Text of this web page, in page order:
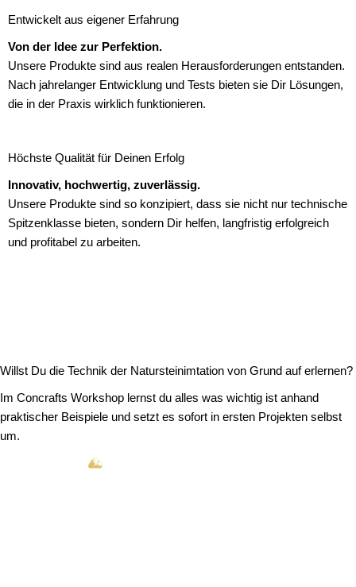
Entwickelt aus eigener Erfahrung
Von der Idee zur Perfektion.
Unsere Produkte sind aus realen Herausforderungen entstanden.
Nach jahrelanger Entwicklung und Tests bieten sie Dir Lösungen,
die in der Praxis wirklich funktionieren.
Höchste Qualität für Deinen Erfolg
Innovativ, hochwertig, zuverlässig.
Unsere Produkte sind so konzipiert, dass sie nicht nur technische
Spitzenklasse bieten, sondern Dir helfen, langfristig erfolgreich
und profitabel zu arbeiten.
Willst Du die Technik der Natursteinimtation von Grund auf erlernen?
Im Concrafts Workshop lernst du alles was wichtig ist anhand
praktischer Beispiele und setzt es sofort in ersten Projekten selbst
um.